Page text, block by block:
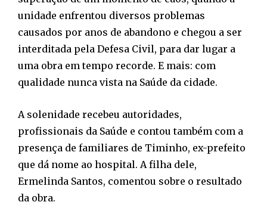
unidade enfrentou diversos problemas
causados por anos de abandono e chegou a ser
interditada pela Defesa Civil, para dar lugar a
uma obra em tempo recorde. E mais: com
qualidade nunca vista na Saúde da cidade.
A solenidade recebeu autoridades,
profissionais da Saúde e contou também com a
presença de familiares de Timinho, ex-prefeito
que dá nome ao hospital. A filha dele,
Ermelinda Santos, comentou sobre o resultado
da obra.